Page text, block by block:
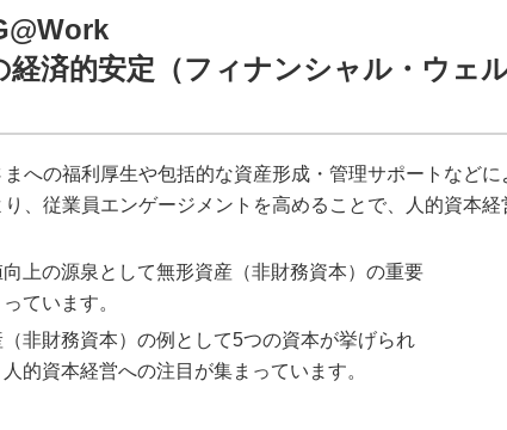
経済的安定（フィナンシャル・ウェ
への福利厚生や包括的な資産形成・管理サポートなど
、従業員エンゲージメントを高めることで、人的資本経
上の源泉として無形資産（非財務資本）の重要
ています。
非財務資本）の例として5つの資本が挙げられ
的資本経営への注目が集まっています。